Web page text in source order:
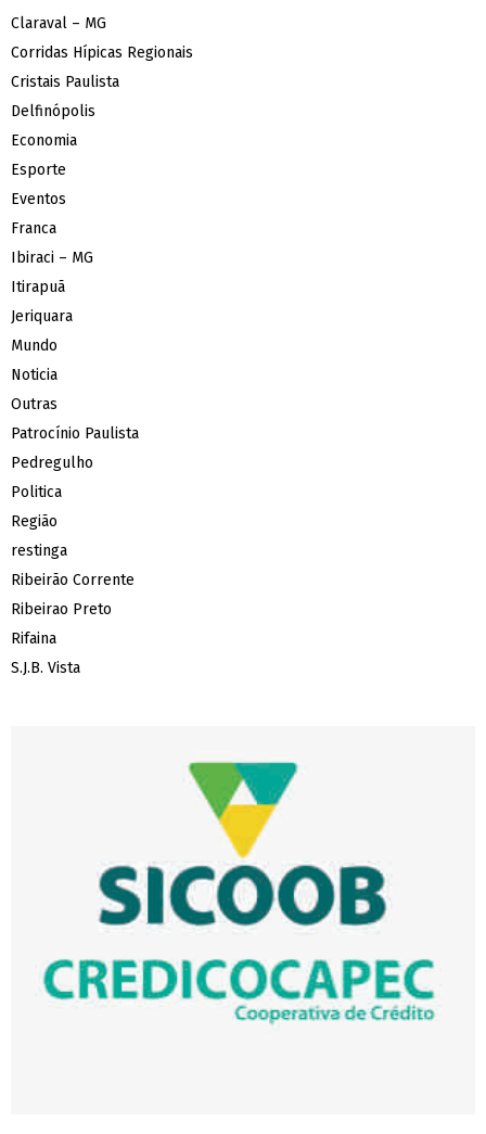
Claraval – MG
Corridas Hípicas Regionais
Cristais Paulista
Delfinópolis
Economia
Esporte
Eventos
Franca
Ibiraci – MG
Itirapuã
Jeriquara
Mundo
Noticia
Outras
Patrocínio Paulista
Pedregulho
Politica
Região
restinga
Ribeirão Corrente
Ribeirao Preto
Rifaina
S.J.B. Vista